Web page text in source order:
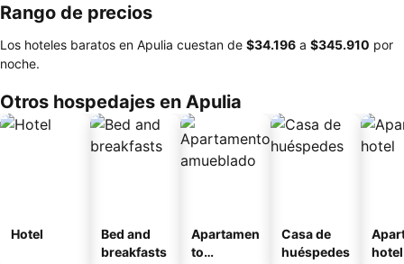
Rango de precios
Los hoteles baratos en Apulia cuestan de ‎$34.196 a ‎$345.910 por
noche.
Otros hospedajes en Apulia
Hotel
Bed and
breakfasts
Apartamen
to
Casa de
huéspedes
hotel